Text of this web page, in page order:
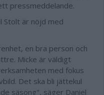
pressmeddelande.
Stolt är nöjd med
en bra person och
Micke är väldigt
med fokus
Det ska bli jättekul
säsong", säger Daniel